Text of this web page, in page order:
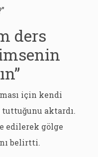
ders
için kendi
aktardı.
edilerek gölge
belirtti.